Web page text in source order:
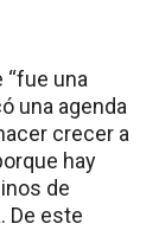
“fue una
una agenda
crecer a
hay
de
De este